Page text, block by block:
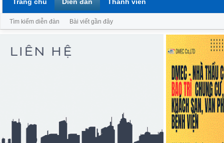
Tìm kiếm diễn đàn Bài viết gần đây